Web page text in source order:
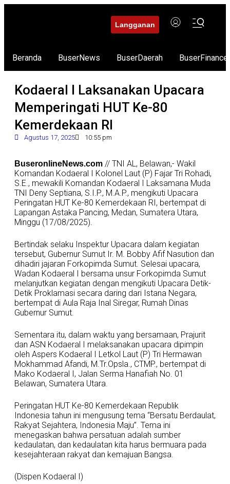
Langganan
Beranda BuserNews BuserDaerah BuserFinance
Kodaeral I Laksanakan Upacara
Memperingati HUT Ke-80
Kemerdekaan RI
Agustus 17, 2025 10:55 pm
BuseronlineNews.com // TNI AL, Belawan,- Wakil
Komandan Kodaeral I Kolonel Laut (P) Fajar Tri Rohadi,
S.E., mewakili Komandan Kodaeral I Laksamana Muda
TNI Deny Septiana, S.I.P., M.A.P., mengikuti Upacara
Peringatan HUT Ke-80 Kemerdekaan RI, bertempat di
Lapangan Astaka Pancing, Medan, Sumatera Utara,
Minggu (17/08/2025).
Bertindak selaku Inspektur Upacara dalam kegiatan
tersebut, Gubernur Sumut Ir. M. Bobby Afif Nasution dan
dihadiri jajaran Forkopimda Sumut. Selesai upacara,
Wadan Kodaeral I bersama unsur Forkopimda Sumut
melanjutkan kegiatan dengan mengikuti Upacara Detik-
Detik Proklamasi secara daring dari Istana Negara,
bertempat di Aula Raja Inal Siregar, Rumah Dinas
Gubernur Sumut.
Sementara itu, dalam waktu yang bersamaan, Prajurit
dan ASN Kodaeral I melaksanakan upacara dipimpin
oleh Aspers Kodaeral I Letkol Laut (P) Tri Hermawan
Mokhammad Afandi, M.Tr.Opsla., CTMP., bertempat di
Mako Kodaeral I, Jalan Serma Hanafiah No. 01
Belawan, Sumatera Utara.
Peringatan HUT Ke-80 Kemerdekaan Republik
Indonesia tahun ini mengusung tema “Bersatu Berdaulat,
Rakyat Sejahtera, Indonesia Maju”. Tema ini
menegaskan bahwa persatuan adalah sumber
kedaulatan, dan kedaulatan kita harus bermuara pada
kesejahteraan rakyat dan kemajuan Bangsa.
(Dispen Kodaeral I)